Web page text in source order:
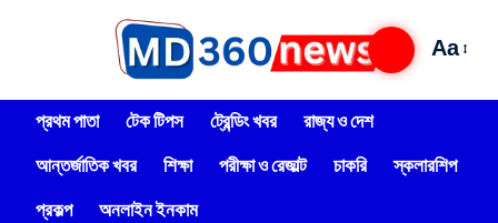
Aa
প্রথম পাতা টেক টিপস ট্রেন্ডিং খবর
রাজ্য ও দেশ
আন্তর্জাতিক খবর
শিক্ষা পরীক্ষা ও রেজাল্ট চাকরি
স্কলারশিপ
প্রকল্প
অনলাইন ইনকাম